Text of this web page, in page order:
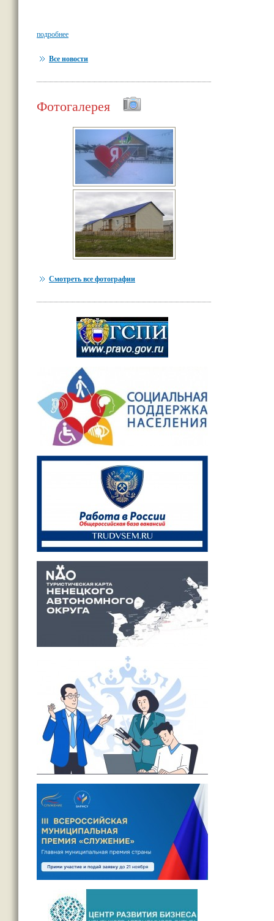
подробнее
Все новости
Фотогалерея
Смотреть все фотографии